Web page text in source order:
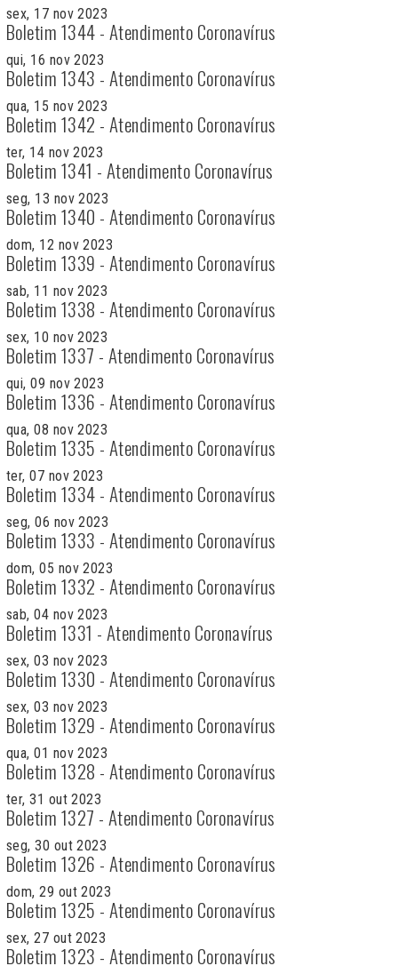
sex, 17 nov 2023
Boletim 1344 - Atendimento Coronavírus
qui, 16 nov 2023
Boletim 1343 - Atendimento Coronavírus
qua, 15 nov 2023
Boletim 1342 - Atendimento Coronavírus
ter, 14 nov 2023
Boletim 1341 - Atendimento Coronavírus
seg, 13 nov 2023
Boletim 1340 - Atendimento Coronavírus
dom, 12 nov 2023
Boletim 1339 - Atendimento Coronavírus
sab, 11 nov 2023
Boletim 1338 - Atendimento Coronavírus
sex, 10 nov 2023
Boletim 1337 - Atendimento Coronavírus
qui, 09 nov 2023
Boletim 1336 - Atendimento Coronavírus
qua, 08 nov 2023
Boletim 1335 - Atendimento Coronavírus
ter, 07 nov 2023
Boletim 1334 - Atendimento Coronavírus
seg, 06 nov 2023
Boletim 1333 - Atendimento Coronavírus
dom, 05 nov 2023
Boletim 1332 - Atendimento Coronavírus
sab, 04 nov 2023
Boletim 1331 - Atendimento Coronavírus
sex, 03 nov 2023
Boletim 1330 - Atendimento Coronavírus
sex, 03 nov 2023
Boletim 1329 - Atendimento Coronavírus
qua, 01 nov 2023
Boletim 1328 - Atendimento Coronavírus
ter, 31 out 2023
Boletim 1327 - Atendimento Coronavírus
seg, 30 out 2023
Boletim 1326 - Atendimento Coronavírus
dom, 29 out 2023
Boletim 1325 - Atendimento Coronavírus
sex, 27 out 2023
Boletim 1323 - Atendimento Coronavírus